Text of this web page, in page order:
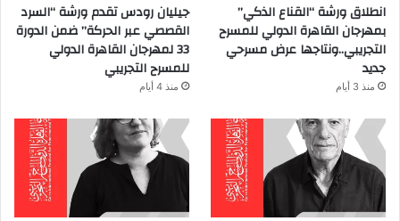
انطلاق ورشة “القناع الذكي”
بمهرجان القاهرة الدولي للمسرح
التجريبي..ونتاجها عرض مسرحي
جديد
منذ 3 أيام
جيليان رودس تقدم ورشة “السرد
القصصي عبر الحركة” ضمن الدورة
33 لمهرجان القاهرة الدولي
للمسرح التجريبي
منذ 4 أيام